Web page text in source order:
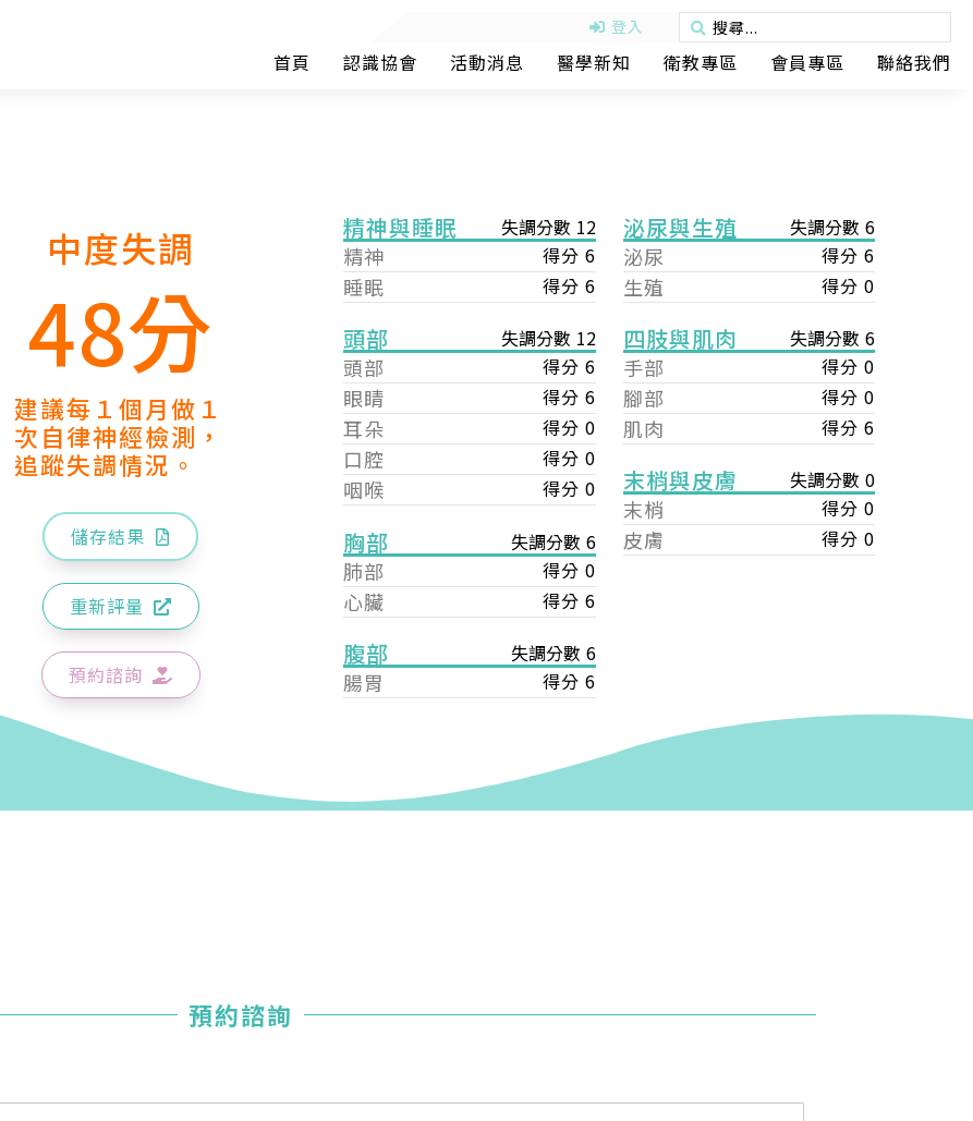
登入
首頁 認識協會 活動消息 醫學新知 衛教專區 會員專區 聯絡我們
中度失調
48分
建議每１個月做１
次自律神經檢測，
追蹤失調情況。
儲存結果
重新評量
預約諮詢
精神與睡眠 失調分數 12
精神 得分 6
睡眠 得分 6
頭部 失調分數 12
頭部 得分 6
眼睛 得分 6
耳朵 得分 0
口腔 得分 0
咽喉 得分 0
胸部 失調分數 6
肺部 得分 0
心臟 得分 6
腹部 失調分數 6
腸胃 得分 6
泌尿與生殖 失調分數 6
泌尿 得分 6
生殖 得分 0
四肢與肌肉 失調分數 6
手部 得分 0
腳部 得分 0
肌肉 得分 6
末梢與皮膚 失調分數 0
末梢 得分 0
皮膚 得分 0
預約諮詢
您好，您的會員申請，已成功送出，經本協會理事會審核
【會費】